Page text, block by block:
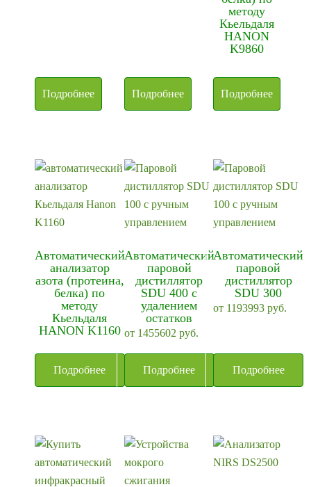
Подробнее Подробнее
методу
Кьельдаля
HANON
K9860
Подробнее
Автоматический
анализатор
азота (протеина,
белка) по
методу
Кьельдаля
HANON K1160
Подробнее
Автоматический
паровой
дистиллятор
SDU 400 с
удалением
остатков
от 1455602 руб.
Подробнее
Автоматический
паровой
дистиллятор
SDU 300
от 1193993 руб.
Подробнее